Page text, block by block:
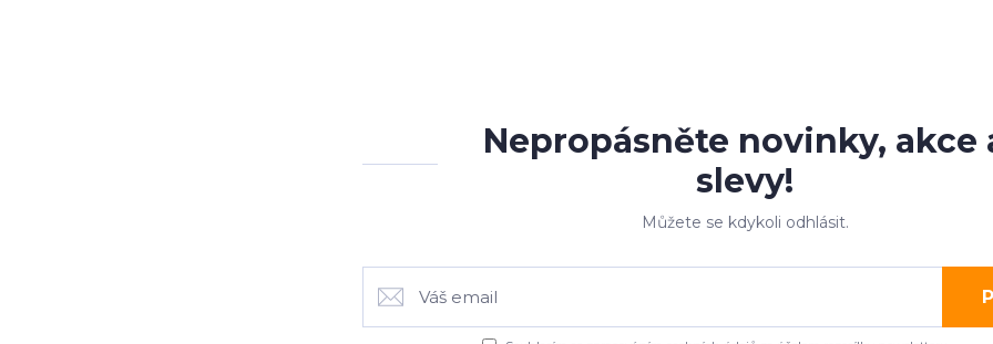
Nepropásněte novinky, akce
slevy!
Můžete se kdykoli odhlásit.